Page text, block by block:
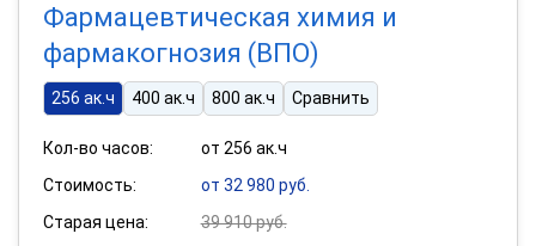
Фармацевтическая химия и
фармакогнозия (ВПО)
256 ак.ч 400 ак.ч 800 ак.ч Сравнить
Кол-во часов:
от 256 ак.ч
Стоимость:
от 32 980 руб.
Старая цена:
39 910 руб.